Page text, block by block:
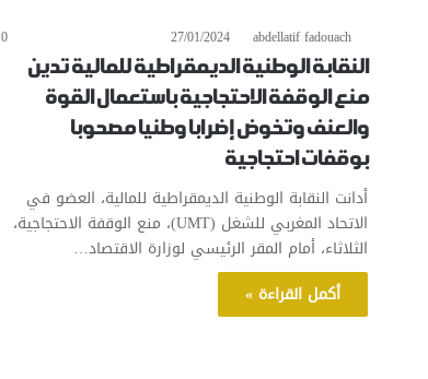
abdellatif fadouach
27/01/2024
0
النقابة الوطنية الديمقراطية للمالية تدين
منع الوقفة الاحتجاجية باستعمال القوة
والعنف وتخوض إضرابا وطنيا مصحوبا
بوقفات احتجاجية
أدانت النقابة الوطنية الديمقراطية للمالية، العضو في
الاتحاد المغربي للشغل (UMT)، منع الوقفة الاحتجاجية،
الثلاثاء، أمام المقر الرئيسي لوزارة الاقتصاد…
أكمل القراءة »